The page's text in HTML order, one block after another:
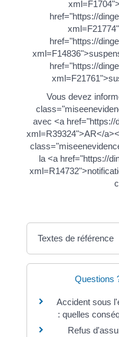
href="https://
href="https://
href="https://
Vous devez
avec <a href="https://
xml=R39324">AR</
la <a href="https://
Textes de référence
Questions
Accident sous
: quelles
Refus